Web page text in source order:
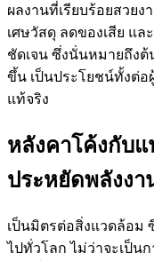
ผลงานที่เรียบร้อยสวย
เศษวัสดุ ลดของเสีย แล
ชัดเจน ซึ่งนั่นหมายถึง
ขึ้น เป็นประโยชน์ทั้งต่อ
แท้จริง
หลังคาโค้งกับ
ประหยัดพลังงา
เป็นมิตรต่อสิ่งแวดล้อม
ไปทั่วโลก ไม่ว่าจะเป็น